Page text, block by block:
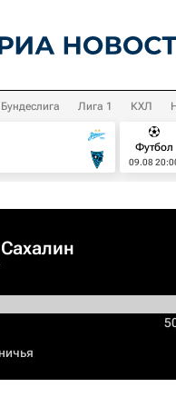
Бундеслига Лига 1 КХЛ
Футбол
09.08
Сахалин